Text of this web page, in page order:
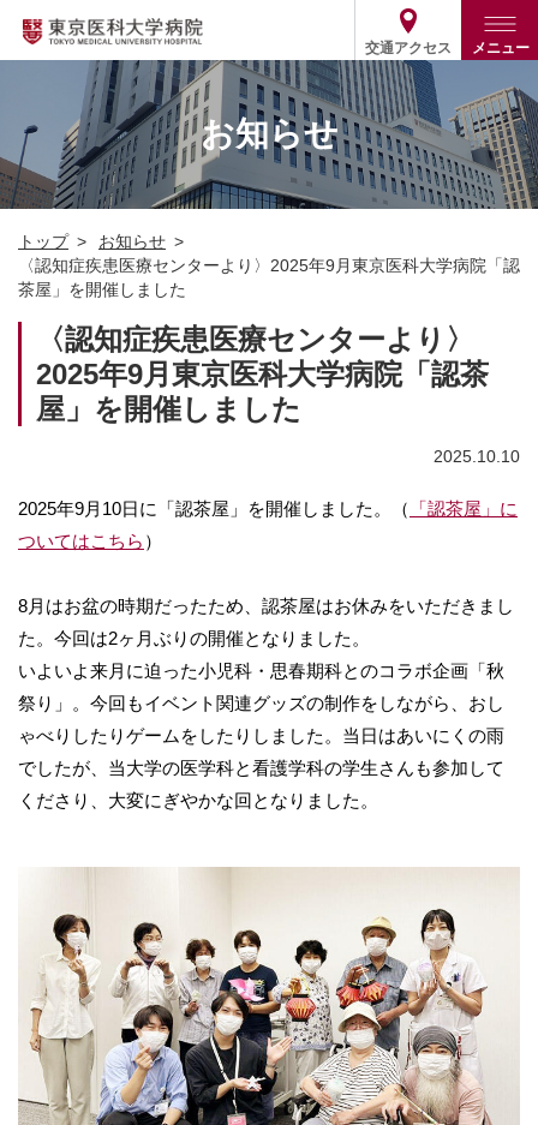
交通アクセス メニュー
トップ
外来・入院案内
外来
入院
患者支援・相談窓口
各種ご案内
診療部門案内
診療部門案内一覧
医師・歯科医師等情報検索
病院案内
基本情報
統計・データ・情報公開
役割・取り組み
外部評価
医療関係の方
医療連携
採用関連
その他
ENGLISH 简体中文
03-3342-6111
お知らせ
トップ
お知らせ
〈認知症疾患医療センターより〉2025年9月東京医科大学病院「認
茶屋」を開催しました
〈認知症疾患医療センターより〉
2025年9月東京医科大学病院「認茶
屋」を開催しました
2025.10.10
2025年9月10日に「認茶屋」を開催しました。（
「認茶屋」に
ついてはこちら ）
8月はお盆の時期だったため、認茶屋はお休みをいただきまし
た。今回は2ヶ月ぶりの開催となりました。
いよいよ来月に迫った小児科・思春期科とのコラボ企画「秋
祭り」。今回もイベント関連グッズの制作をしながら、おし
ゃべりしたりゲームをしたりしました。当日はあいにくの雨
でしたが、当大学の医学科と看護学科の学生さんも参加して
くださり、大変にぎやかな回となりました。